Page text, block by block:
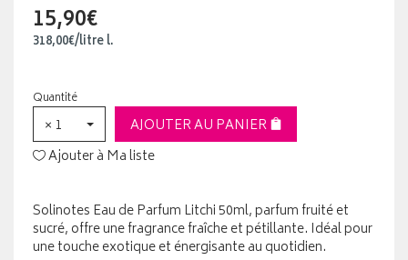
15,90€
318,00€/litrel.
Quantité
× 1
AJOUTER AU PANIER
Ajouter à Ma liste
Solinotes Eau de Parfum Litchi 50ml, parfum fruité et
sucré, offre une fragrance fraîche et pétillante. Idéal pour
une touche exotique et énergisante au quotidien.